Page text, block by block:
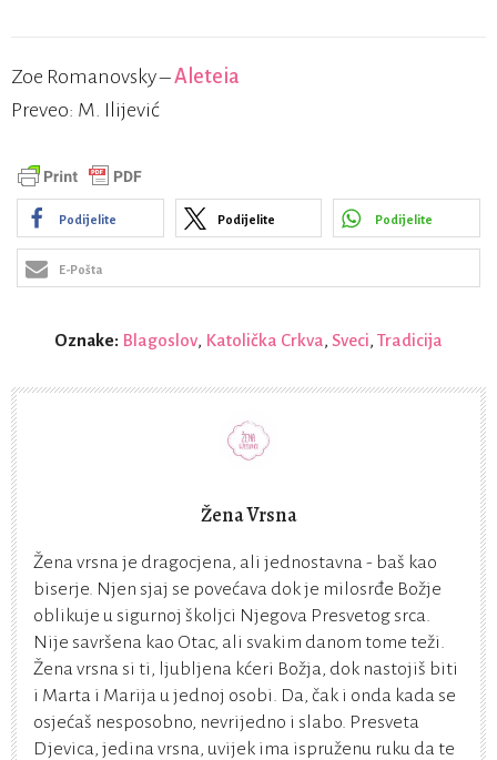
Zoe Romanovsky –Aleteia
Preveo: M. Ilijević
Podijelite Podijelite Podijelite
E-Pošta
Oznake: Blagoslov, Katolička Crkva, Sveci, Tradicija
Žena Vrsna
Žena vrsna je dragocjena, ali jednostavna - baš kao
biserje. Njen sjaj se povećava dok je milosrđe Božje
oblikuje u sigurnoj školjci Njegova Presvetog srca.
Nije savršena kao Otac, ali svakim danom tome teži.
Žena vrsna si ti, ljubljena kćeri Božja, dok nastojiš biti
i Marta i Marija u jednoj osobi. Da, čak i onda kada se
osjećaš nesposobno, nevrijedno i slabo. Presveta
Djevica, jedina vrsna, uvijek ima ispruženu ruku da te